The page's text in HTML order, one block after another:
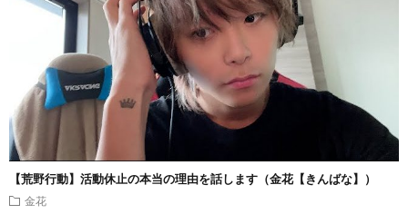
【荒野行動】活動休止の本当の理由を話します（金花【きんばな】）
金花